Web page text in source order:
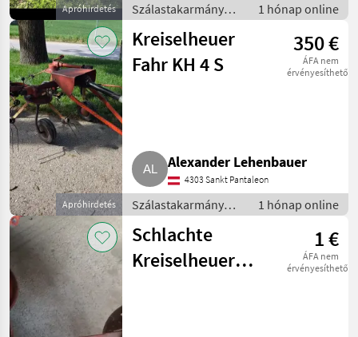
Apróhirdetés
Szálastakarmány
betakarítók /
Rendkezelő
1 hónap online
Apróhirdetés
Kreiselheuer
Fahr KH 4 S
350 €
ÁFA nem
érvényesíthető
Alexander Lehenbauer
4303 Sankt Pantaleon
Szálastakarmány
betakarítók /
Rendkezelő
1 hónap online
Schlachte
Kreiselheuer
1 €
ÁFA nem
érvényesíthető